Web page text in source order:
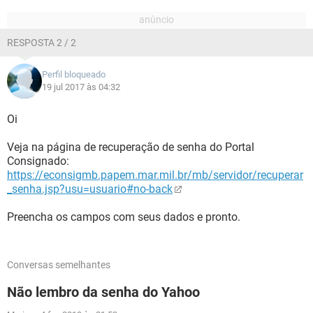
RESPOSTA 2 / 2
Perfil bloqueado
19 jul 2017 às 04:32
Oi
Veja na página de recuperação de senha do Portal
Consignado:
https://econsigmb.papem.mar.mil.br/mb/servidor/recuperar
_senha.jsp?usu=usuario#no-back
Preencha os campos com seus dados e pronto.
Conversas semelhantes
Não lembro da senha do Yahoo